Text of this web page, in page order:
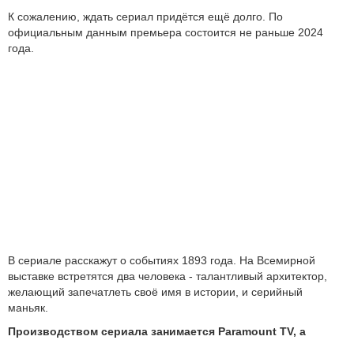
К сожалению, ждать сериал придётся ещё долго. По
официальным данным премьера состоится не раньше 2024
года.
В сериале расскажут о событиях 1893 года. На Всемирной
выставке встретятся два человека - талантливый архитектор,
желающий запечатлеть своё имя в истории, и серийный
маньяк.
Производством сериала занимается Paramount TV, а